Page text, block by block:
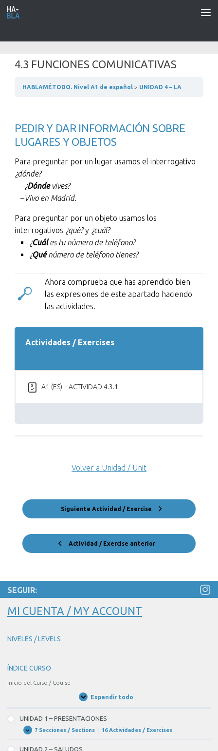
Saltar al contenido
4.3 FUNCIONES COMUNICATIVAS
HABLAMÉTODO. Nivel A1 de español UNIDAD 4 – LA FAMILIA
PEDIR Y DAR INFORMACIÓN SOBRE
LUGARES Y OBJETOS
Para preguntar por un lugar usamos el interrogativo
¿dónde?
–¿Dóndevives?
–Vivo en Madrid.
Para preguntar por un objeto usamos los
interrogativos ¿qué?y ¿cuál?
¿Cuáles tu número de teléfono?
¿Quénúmero de teléfono tienes?
Ahora comprueba que has aprendido bien
las expresiones de este apartado haciendo
las actividades.
Actividades / Exercises
A1 (ES) – ACTIVIDAD 4.3.1
Actividad / Exercise anterior
Volver a Unidad / Unit
Siguiente Actividad / Exercise
SEGUIR:
MI CUENTA / MY ACCOUNT
NIVELES / LEVELS
ÍNDICE CURSO
Inicio del Curso / Course
Expandir todo
Unidades
UNIDAD 1 – PRESENTACIONES
Expandir
UNIDAD
–
7 Secciones / Sections 16 Actividades / Exercises
UNIDAD 2 – SALUDOS